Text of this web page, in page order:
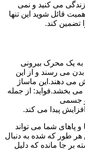
می کنید و نمی
قائل شوید این تنها
تضمین کند.
یک محرک بیرونی
می رسند و از این
می دهند.این ماساژ
بخشد.فواید: از جمله
و جسمی
پیدا می کند.
پاهای شما می تواند
طور که شده به دنبال
بر جا مانده که دلیل